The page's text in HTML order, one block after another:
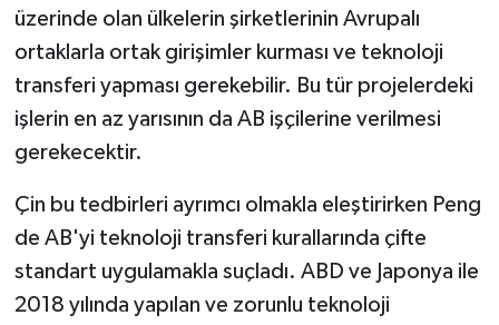
üzerinde olan ülkelerin şirketlerinin Avrupalı
ortaklarla ortak girişimler kurması ve teknoloji
transferi yapması gerekebilir. Bu tür projelerdeki
işlerin en az yarısının da AB işçilerine verilmesi
gerekecektir.
Çin bu tedbirleri ayrımcı olmakla eleştirirken Peng
de AB'yi teknoloji transferi kurallarında çifte
standart uygulamakla suçladı. ABD ve Japonya ile
2018 yılında yapılan ve zorunlu teknoloji